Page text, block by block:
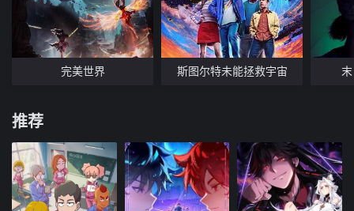
完美世界 斯图尔特未能拯救宇宙
推荐